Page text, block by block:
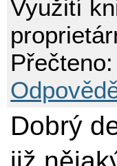
Využití
Dobrý